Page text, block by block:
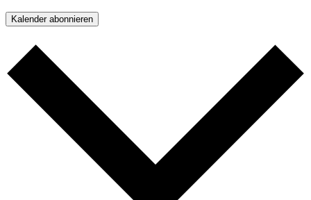
Kalender abonnieren